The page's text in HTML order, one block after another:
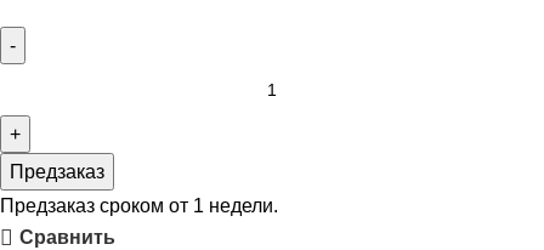
Предзаказ
Предзаказ сроком от 1 недели.
Сравнить